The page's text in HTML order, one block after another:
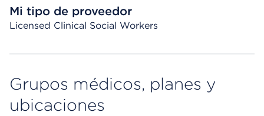
Mi tipo de proveedor
Licensed Clinical Social Workers
Grupos médicos, planes y
ubicaciones